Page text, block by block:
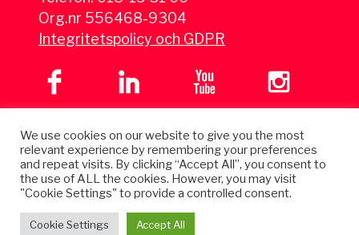
Org.nr 556468-9304
Integritetspolicy och GDPR
We use cookies on our website to give you the most
relevant experience by remembering your preferences
and repeat visits. By clicking “Accept All”, you consent to
the use of ALL the cookies. However, you may visit
"Cookie Settings" to provide a controlled consent.
Cookie Settings Accept All